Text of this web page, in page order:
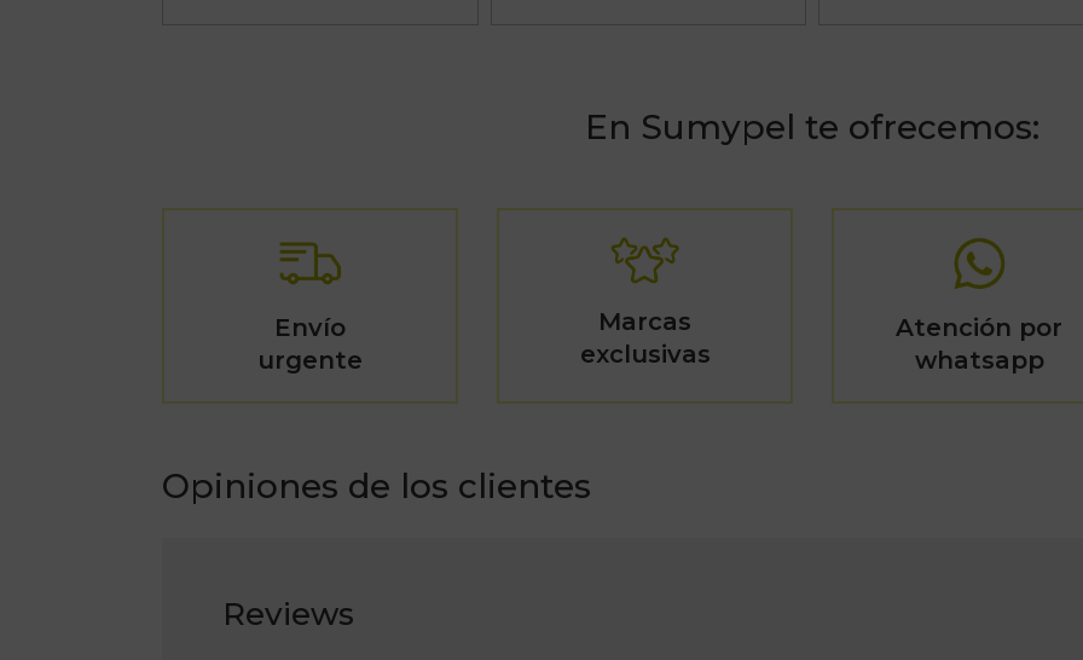
En Sumypel te ofrecemos:
Envío
urgente
Marcas
exclusivas
Atención por
whatsapp
Opiniones de los clientes
Reviews